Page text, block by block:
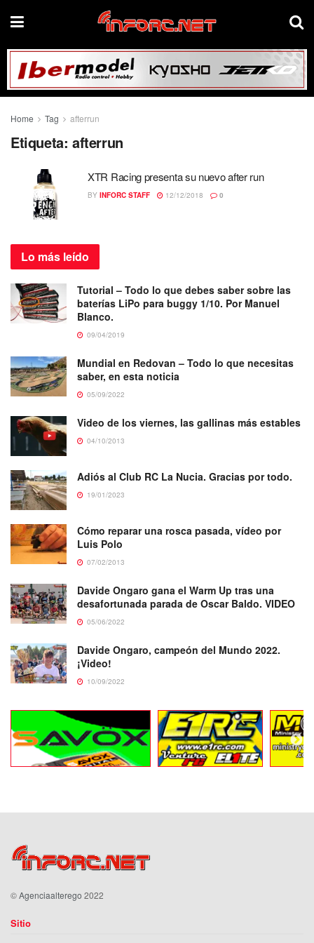
Home Tag afterrun
Etiqueta: afterrun
XTR Racing presenta su nuevo after run
BY INFORC STAFF 12/12/2018 0
Lo más leído
Tutorial – Todo lo que debes saber sobre las
baterías LiPo para buggy 1/10. Por Manuel
Blanco.
09/04/2019
Mundial en Redovan – Todo lo que necesitas
saber, en esta noticia
05/09/2022
Video de los viernes, las gallinas más estables
04/10/2013
Adiós al Club RC La Nucia. Gracias por todo.
19/01/2023
Cómo reparar una rosca pasada, vídeo por
Luis Polo
07/02/2013
Davide Ongaro gana el Warm Up tras una
desafortunada parada de Oscar Baldo. VIDEO
05/06/2022
Davide Ongaro, campeón del Mundo 2022.
¡Video!
10/09/2022
©Agenciaalterego 2022
Sitio